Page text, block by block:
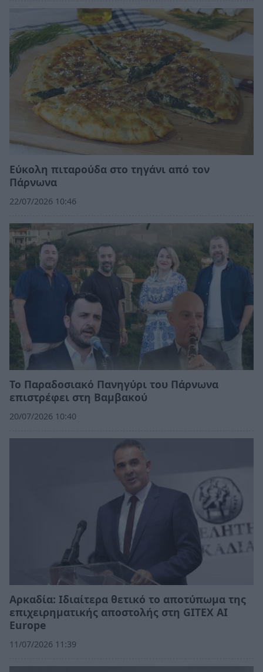
Εύκολη πιταρούδα στο τηγάνι από τον
Πάρνωνα
22/07/2026 10:46
Το Παραδοσιακό Πανηγύρι του Πάρνωνα
επιστρέφει στη Βαμβακού
20/07/2026 10:40
Αρκαδία: Ιδιαίτερα θετικό το αποτύπωμα της
επιχειρηματικής αποστολής στη GITEX AI
Europe
11/07/2026 11:39